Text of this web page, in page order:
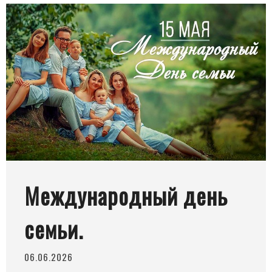
Международный день
семьи.
06.06.2026